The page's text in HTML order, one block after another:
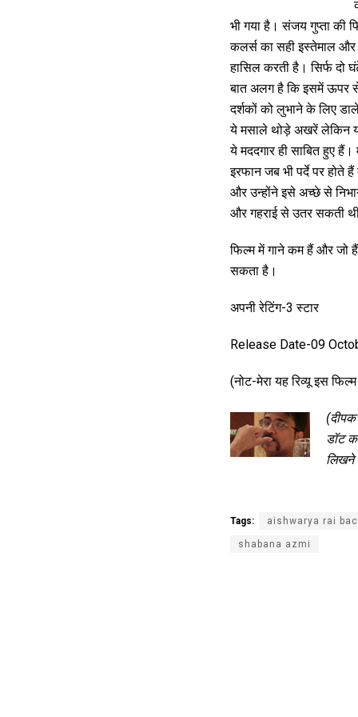
भी गया है। संजय गुप्ता की
कलर्स का सही इस्तेमाल और
हासिल करती है। सिर्फ दो
बात अलग है कि इसमें ऊपर
दर्शकों को लुभाने के लिए
ये मसाले थोड़े अखरें लेकिन
ये मददगार ही साबित हुए
इरफान जब भी पर्दे पर होते
और उन्होंने इसे अच्छे से
और गहराई से उतर सकती
फिल्म में गाने कम हैं और जो
सकता है।
अपनी रेटिंग-3 स्टार
Release Date-09
(नोट-मेरा यह रिव्यू इस
डॉट
लिखने
Tags: aishwarya rai
shabana azmi